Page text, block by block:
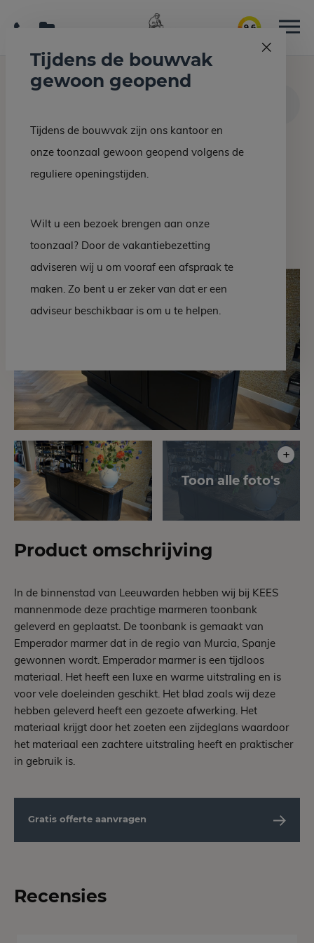
9.6
Home
Interieur/bouw
Toonbank Emperador
marmer
Product omschrijving
In de binnenstad van Leeuwarden hebben wij bij KEES
mannenmode deze prachtige marmeren toonbank
geleverd en geplaatst. De toonbank is gemaakt van
Emperador marmer dat in de regio van Murcia, Spanje
gewonnen wordt. Emperador marmer is een tijdloos
materiaal. Het heeft een luxe en warme uitstraling en is
voor vele doeleinden geschikt. Het blad zoals wij deze
hebben geleverd heeft een gezoete afwerking. Het
materiaal krijgt door het zoeten een zijdeglans waardoor
het materiaal een zachtere uitstraling heeft en praktischer
in gebruik is.
Gratis offerte aanvragen
Recensies
Tijdens de bouwvak
gewoon geopend
Tijdens de bouwvak zijn ons kantoor en
onze toonzaal gewoon geopend volgens de
reguliere openingstijden.
Wilt u een bezoek brengen aan onze
toonzaal? Door de vakantiebezetting
adviseren wij u om vooraf een afspraak te
maken. Zo bent u er zeker van dat er een
adviseur beschikbaar is om u te helpen.